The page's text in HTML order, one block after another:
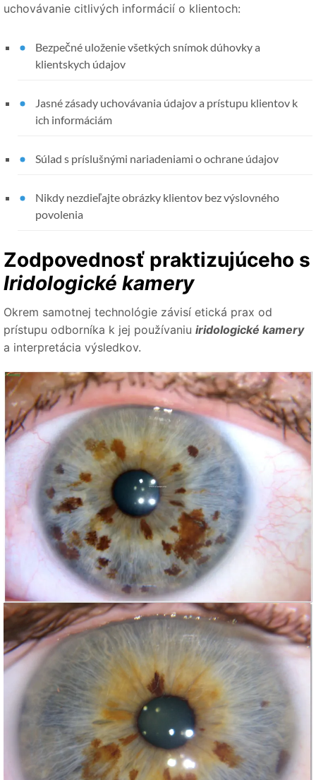
uchovávanie citlivých informácií o klientoch:
Bezpečné uloženie všetkých snímok dúhovky a
klientskych údajov
Jasné zásady uchovávania údajov a prístupu klientov k
ich informáciám
Súlad s príslušnými nariadeniami o ochrane údajov
Nikdy nezdieľajte obrázky klientov bez výslovného
povolenia
Zodpovednosť praktizujúceho s
Iridologické kamery
Okrem samotnej technológie závisí etická prax od
prístupu odborníka k jej používaniu iridologické kamery
a interpretácia výsledkov.